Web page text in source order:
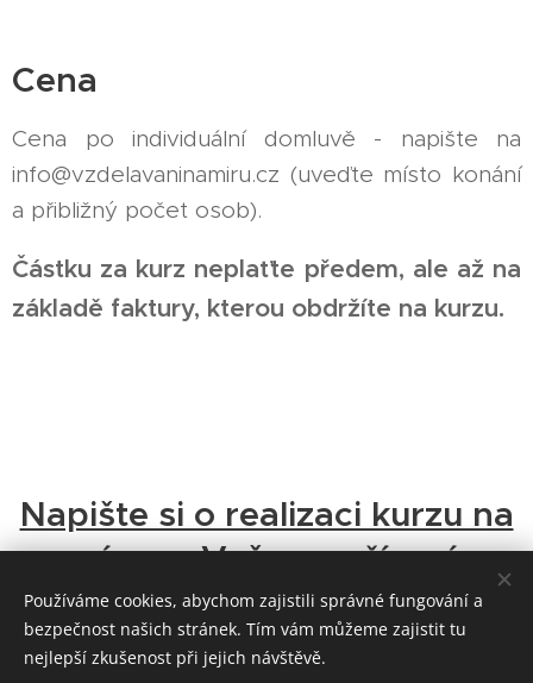
Cena
Cena po individuální domluvě - napište na
info@vzdelavaninamiru.cz (uveďte místo konání
a přibližný počet osob).
Částku za kurz neplaťte předem, ale až na
základě faktury, kterou obdržíte na kurzu.
Napište si o realizaci kurzu na
míru ve Vašem zařízení.
Používáme cookies, abychom zajistili správné fungování a
bezpečnost našich stránek. Tím vám můžeme zajistit tu
nejlepší zkušenost při jejich návštěvě.